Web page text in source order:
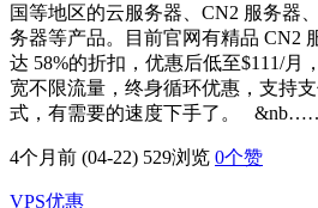
国等地区的云服务器、CN2 服务器
务器等产品。目前官网有精品 CN2
达 58%的折扣，优惠后低至$111/月
宽不限流量，终身循环优惠，支持
式，有需要的速度下手了。
4个月前 (04-22) 529浏览 0个赞
VPS优惠